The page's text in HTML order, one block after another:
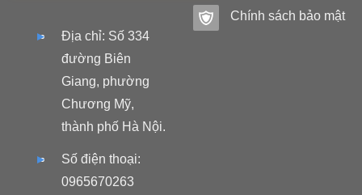
Địa chỉ: Số 334
đường Biên
Giang, phường
Chương Mỹ,
thành phố Hà Nội.
Số điện thoại:
0965670263
Chính sách bảo mật